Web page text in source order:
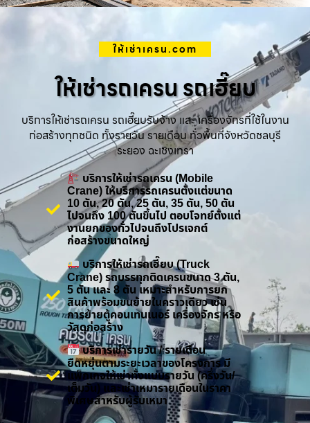
ให้เช่าเครน.com
ให้เช่ารถเครน รถเฮี๊ยบ
บริการให้เช่ารถเครน รถเฮี๊ยบรับจ้าง และ เครื่องจักรที่ใช้ในงาน
ก่อสร้างทุกชนิด ทั้งรายวัน รายเดือน ทั่วพื้นที่จังหวัดชลบุรี
ระยอง ฉะเชิงเทรา
บริการให้เช่ารถเครน (Mobile
Crane) ให้บริการรถเครนตั้งแต่ขนาด
10 ตัน, 20 ตัน, 25 ตัน, 35 ตัน, 50 ตัน
ไปจนถึง 100 ตันขึ้นไป ตอบโจทย์ตั้งแต่
งานยกของทั่วไปจนถึงโปรเจกต์
ก่อสร้างขนาดใหญ่
บริการให้เช่ารถเฮี๊ยบ (Truck
Crane) รถบรรทุกติดเครนขนาด 3 ตัน,
5 ตัน และ 8 ตัน เหมาะสำหรับการยก
สินค้าพร้อมขนย้ายในคราวเดียว เช่น
การย้ายตู้คอนเทนเนอร์ เครื่องจักร หรือ
วัสดุก่อสร้าง
บริการเช่ารายวัน / รายเดือน
ยืดหยุ่นตามระยะเวลาของโครงการ มี
แพ็กเกจให้เช่าทั้งแบบรายวัน (ครึ่งวัน/
เต็มวัน) และเช่าเหมารายเดือนในราคา
พิเศษสำหรับผู้รับเหมา